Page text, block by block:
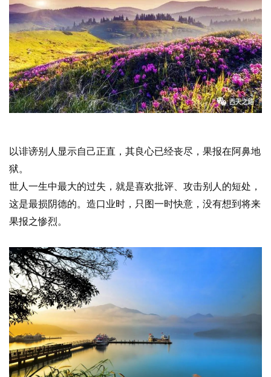
讯
八
点
僧
音
高
僧
访
谈
心
乐
菩
以诽谤别人显示自己正直，其良心已经丧尽，果报在阿鼻地
狱。
世人一生中最大的过失，就是喜欢批评、攻击别人的短处，
这是最损阴德的。造口业时，只图一时快意，没有想到将来
果报之惨烈。